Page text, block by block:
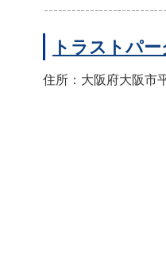
トラストパ
住所：大阪府大阪市